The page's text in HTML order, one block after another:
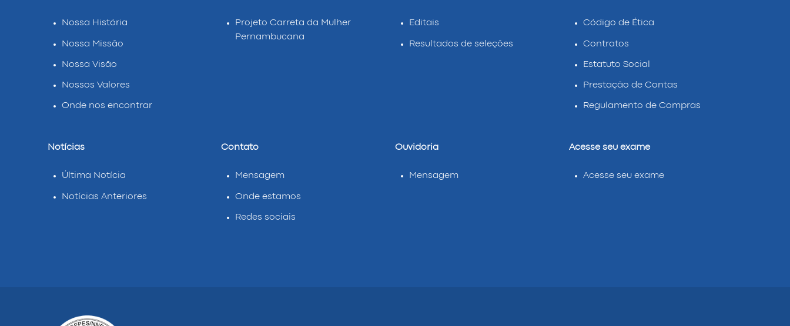
Nossa História
Nossa Missão
Nossa Visão
Nossos Valores
Onde nos encontrar
Projeto Carreta da Mulher
Pernambucana
Editais
Resultados de seleções
Código de Ética
Contratos
Estatuto Social
Prestação de Contas
Regulamento de Compras
Notícias
Última Notícia
Notícias Anteriores
Contato
Mensagem
Onde estamos
Redes sociais
Ouvidoria
Mensagem
Acesse seu exame
Acesse seu exame